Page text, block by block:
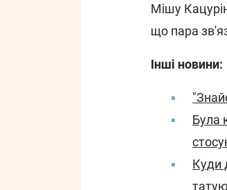
Мішу
що пара
Інші новини:
Була
Куди